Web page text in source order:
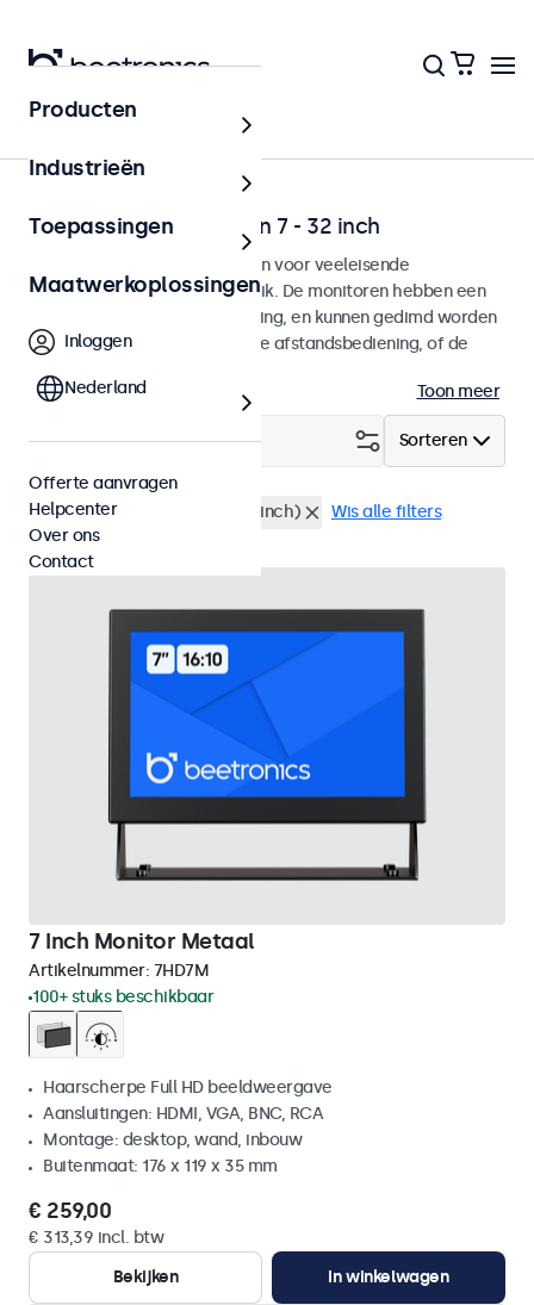
Home
Dimbare monitoren van 7 - 32 inch
Dimbare monitoren ontworpen voor veeleisende
omgevingen en continu gebruik. De monitoren hebben een
dimbare achtergrondverlichting, en kunnen gedimd worden
met de bedieningsknoppen, de afstandsbediening, of de
Toon meer
Sorteren
Filter (18)
Dimbaar Rackmontage (19 inch) Wis alle filters
7 Inch Monitor Metaal
Artikelnummer: 7HD7M
100+ stuks beschikbaar
Haarscherpe Full HD beeldweergave
Aansluitingen: HDMI, VGA, BNC, RCA
Montage: desktop, wand, inbouw
Buitenmaat: 176 x 119 x 35 mm
€ 259,00
€ 313,39 incl. btw
Bekijken
In winkelwagen
Producten
Industrieën
Toepassingen
Maatwerkoplossingen
Inloggen
Nederland
Offerte aanvragen
Helpcenter
Over ons
Contact